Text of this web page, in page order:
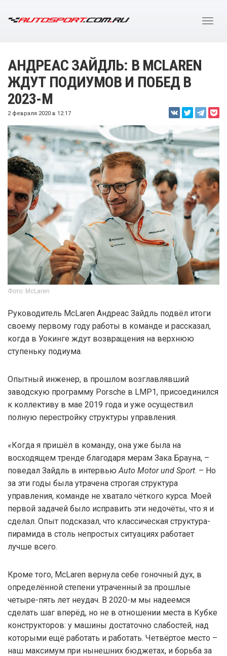
АНДРЕАС ЗАЙДЛЬ: В MCLAREN
ЖДУТ ПОДИУМОВ И ПОБЕД В
2023-М
2 февраля 2020 в 12:17
Фото: McLaren
Руководитель McLaren Андреас Зайдль подвёл итоги
своему первому году работы в команде и рассказал,
когда в Уокинге ждут возвращения на верхнюю
ступеньку подиума.
Опытный инженер, в прошлом возглавлявший
заводскую программу Porsche в LMP1, присоединился
к коллективу в мае 2019 года и уже осуществил
полную перестройку структуры управления.
«Когда я пришёл в команду, она уже была на
восходящем тренде благодаря мерам Зака Брауна, –
поведал Зайдль в интервью Auto Motor und Sport. – Но
за эти годы была утрачена строгая структура
управления, команде не хватало чёткого курса. Моей
первой задачей было исправить эти недочёты, что я и
сделал. Опыт подсказал, что классическая структура-
пирамида в столь непростых ситуациях работает
лучше всего.
Кроме того, McLaren вернула себе гоночный дух, в
определённой степени утраченный за прошлые
четыре-пять лет неудач. В 2020-м мы надеемся
сделать шаг вперёд, но не в отношении места в Кубке
конструкторов: у машины достаточно слабостей, над
которыми ещё работать и работать. Четвёртое место –
наш максимум при нынешних бюджетах, и борьба за